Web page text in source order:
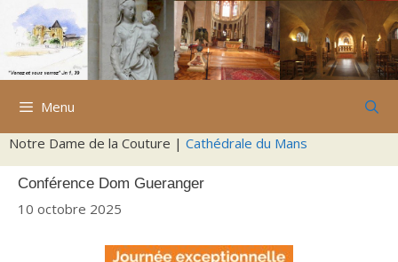
Aller
contenu
Menu
Notre Dame de la Couture | Cathédrale du Mans
Conférence Dom Gueranger
10 octobre 2025